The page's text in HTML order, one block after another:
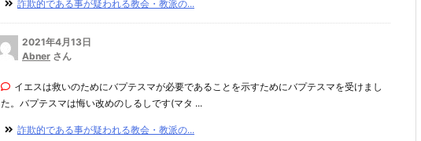
詐欺的である事が疑われる教会・教派の...
2021年4月13日
Abner さん
イエスは救いのためにバプテスマが必要であることを示すためにバプテスマを受けまし
た。バプテスマは悔い改めのしるしです(マタ ...
詐欺的である事が疑われる教会・教派の...